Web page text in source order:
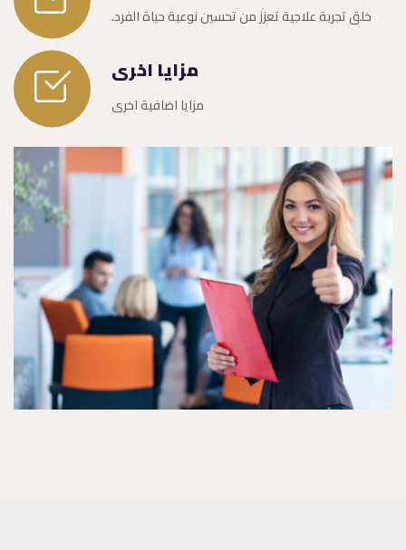
خلق تجربة علاجية تعزز من تحسين نوعية حياة الفرد.
مزايا اخرى
مزايا اضافية اخرى